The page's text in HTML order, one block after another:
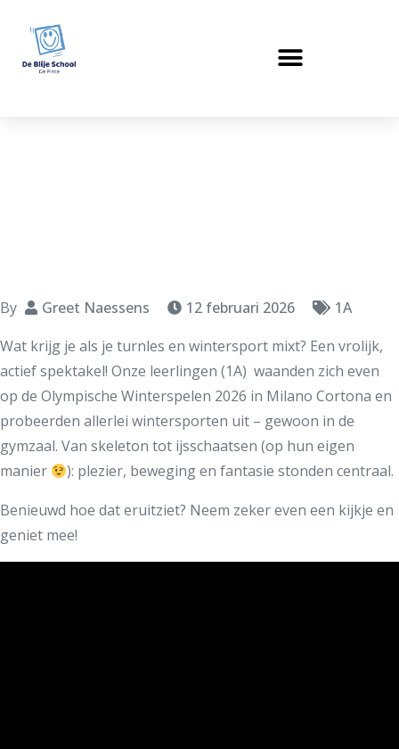
By Greet Naessens 12 februari 2026
1A
Wat krijg je als je turnles en wintersport mixt? Een vrolijk,
actief spektakel! Onze leerlingen (1A) waanden zich even
op de Olympische Winterspelen 2026 in Milano Cortona en
probeerden allerlei wintersporten uit – gewoon in de
gymzaal. Van skeleton tot ijsschaatsen (op hun eigen
manier
): plezier, beweging en fantasie stonden centraal.
Benieuwd hoe dat eruitziet? Neem zeker even een kijkje en
geniet mee!